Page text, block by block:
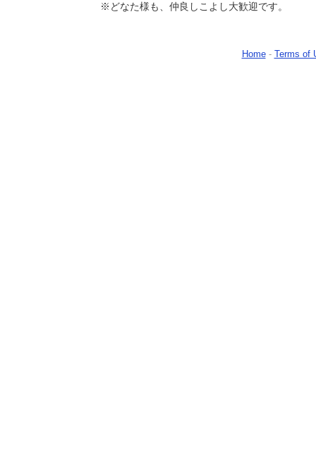
※どなた様も、仲良しこよし大歓迎です。
Home- Terms of